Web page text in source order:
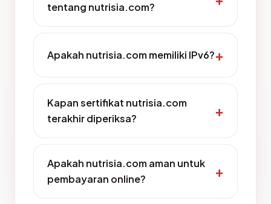
tentang nutrisia.com?
Apakah nutrisia.com memiliki IPv6?
Kapan sertifikat nutrisia.com
terakhir diperiksa?
Apakah nutrisia.com aman untuk
pembayaran online?